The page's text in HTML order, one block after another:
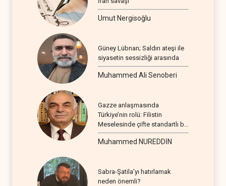
Umut Nergisoğlu
Güney Lübnan; Saldırı ateşi ile
siyasetin sessizliği arasında
Muhammed Ali Senoberi
Gazze anlaşmasında
Türkiye’nin rolü: Filistin
Meselesinde çifte standartlı bir
seyir
Muhammed NUREDDİN
Sabra-Şatila’yı hatırlamak
neden önemli?